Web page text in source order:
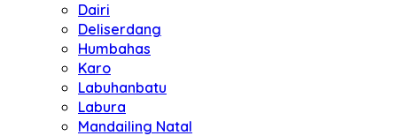
Dairi
Deliserdang
Humbahas
Karo
Labuhanbatu
Labura
Mandailing Natal